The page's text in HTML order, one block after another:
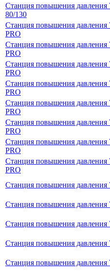
Станция повышения давления
80/130
Станция повышения давления
PRO
Станция повышения давления
PRO
Станция повышения давления
PRO
Станция повышения давления
PRO
Станция повышения давления
PRO
Станция повышения давления
PRO
Станция повышения давления
PRO
Станция повышения давления
PRO
Станция повышения давления
Станция повышения давления
Станция повышения давления
Станция повышения давления
Станция повышения давления